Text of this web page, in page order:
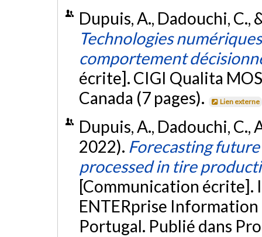
Dupuis, A., Dadouchi, C.,
Technologies
comportement
écrite]. CIGI Qualita
Canada (7 pages).
Lien externe
Dupuis, A., Dadouchi, C.,
2022). Forecasting
processed in tire
[Communication
ENTERprise Information
Portugal. Publié dans